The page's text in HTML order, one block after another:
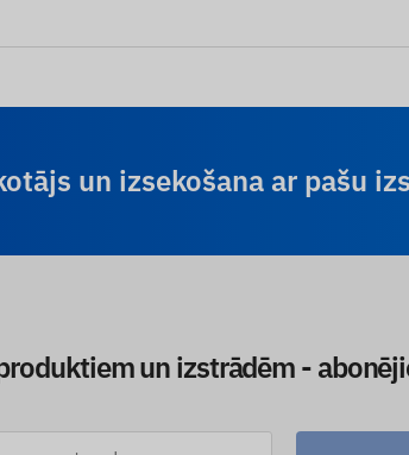
un izsekošana ar pašu
un izstrādēm -